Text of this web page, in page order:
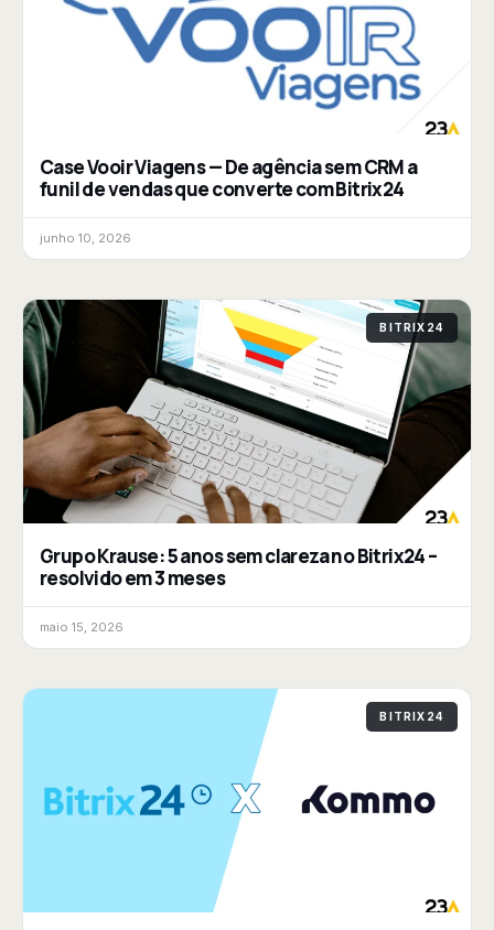
Case Vooir Viagens — De agência sem CRM a
funil de vendas que converte com Bitrix24
junho 10, 2026
BITRIX24
Grupo Krause: 5 anos sem clareza no Bitrix24 –
resolvido em 3 meses
maio 15, 2026
BITRIX24